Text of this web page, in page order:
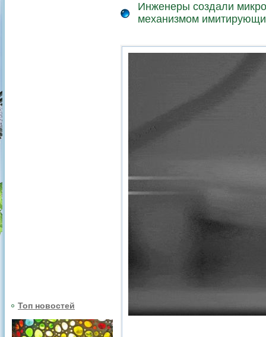
Топ новостей
Инженеры создали
механизмом